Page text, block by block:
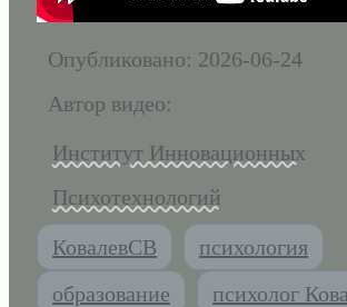
Опубликовано: 2026-06-24
Автор видео:
Институт Инновационных
Психотехнологий
КовалевСВ
психология
образование
психолог